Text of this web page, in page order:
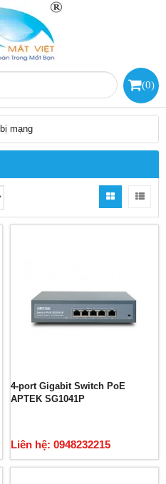
(0)
mạng
4-port Gigabit Switch PoE
APTEK SG1041P
Liên hệ: 0948232215